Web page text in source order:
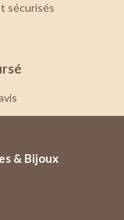
sécurisés
& Bijoux